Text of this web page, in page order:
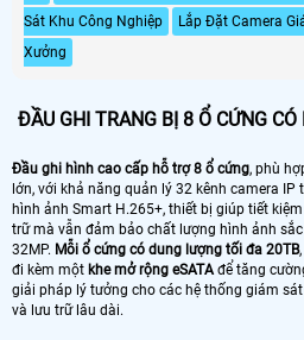
Sát Khu Công Nghiệp
Lắp Đặt Camera
Xưởng
ĐẦU GHI TRANG BỊ 8 Ổ CỨNG
Đầu ghi hình cao cấp hỗ trợ 8 ổ cứng, phù
lớn, với khả năng quản lý 32 kênh camera
hình ảnh Smart H.265+, thiết bị giúp tiết
trữ mà vẫn đảm bảo chất lượng hình ảnh
32MP. Mỗi ổ cứng có dung lượng tối đa 20TB
đi kèm một khe mở rộng eSATA để tăng
giải pháp lý tưởng cho các hệ thống giám
và lưu trữ lâu dài.